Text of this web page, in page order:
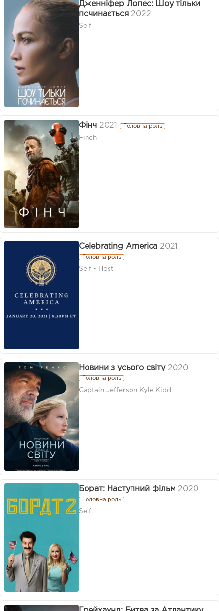
Дженніфер Лопес: Шоу тільки
починається 2022
Self
Фінч 2021 Головна роль
Finch
Celebrating America 2021
Головна роль
Self - Host
Новини з усього світу 2020
Головна роль
Captain Jefferson Kyle Kidd
Борат: Наступний фільм 2020
Головна роль
Self